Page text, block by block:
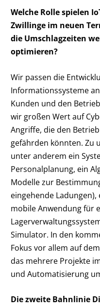
Welche Rolle spielen
Zwillinge im neuen
die Umschlagzeiten
optimieren?
Wir passen die
Informationssysteme
Kunden und den
wir großen Wert auf
Angriffe, die den
gefährden könnten. Zu
unter anderem ein
Personalplanung, ein
Modelle zur
eingehende
mobile Anwendung für
Simulator. In den
Fokus vor allem auf
das mehrere Projekte
und Automatisierung
Die zweite Bahnlinie